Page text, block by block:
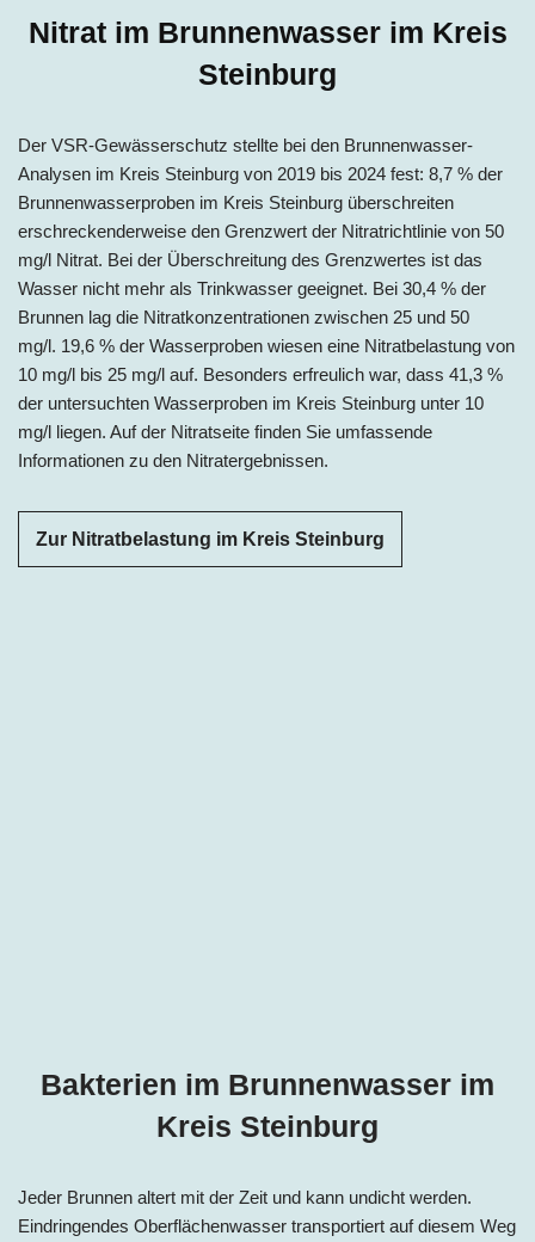
Nitrat im Brunnenwasser im Kreis
Steinburg
Der VSR-Gewässerschutz stellte bei den Brunnenwasser-
Analysen im Kreis Steinburg von 2019 bis 2024 fest: 8,7 % der
Brunnenwasserproben im Kreis Steinburg überschreiten
erschreckenderweise den Grenzwert der Nitratrichtlinie von 50
mg/l Nitrat. Bei der Überschreitung des Grenzwertes ist das
Wasser nicht mehr als Trinkwasser geeignet. Bei 30,4 % der
Brunnen lag die Nitratkonzentrationen zwischen 25 und 50
mg/l. 19,6 % der Wasserproben wiesen eine Nitratbelastung von
10 mg/l bis 25 mg/l auf. Besonders erfreulich war, dass 41,3 %
der untersuchten Wasserproben im Kreis Steinburg unter 10
mg/l liegen. Auf der Nitratseite finden Sie umfassende
Informationen zu den Nitratergebnissen.
Zur Nitratbelastung im Kreis Steinburg
Bakterien im Brunnenwasser im
Kreis Steinburg
Jeder Brunnen altert mit der Zeit und kann undicht werden.
Eindringendes Oberflächenwasser transportiert auf diesem Weg